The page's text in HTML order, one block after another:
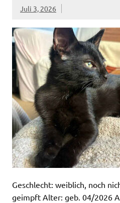
Juli 3, 2026
Geschlecht: weiblich, noch
geimpft Alter: geb. 04/2026